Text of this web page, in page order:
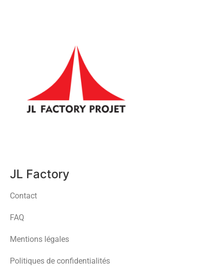
JL Factory
Contact
FAQ
Mentions légales
Politiques de confidentialités